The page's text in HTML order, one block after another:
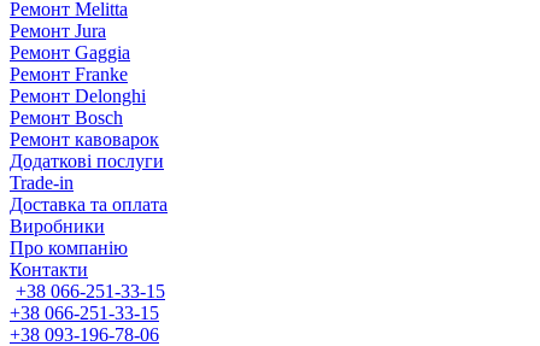
Ремонт Melitta
Ремонт Jura
Ремонт Gaggia
Ремонт Franke
Ремонт Delonghi
Ремонт Bosch
Ремонт кавоварок
Додаткові послуги
Trade-in
Доставка та оплата
Виробники
Про компанію
Контакти
+38 066-251-33-15
+38 066-251-33-15
+38 093-196-78-06